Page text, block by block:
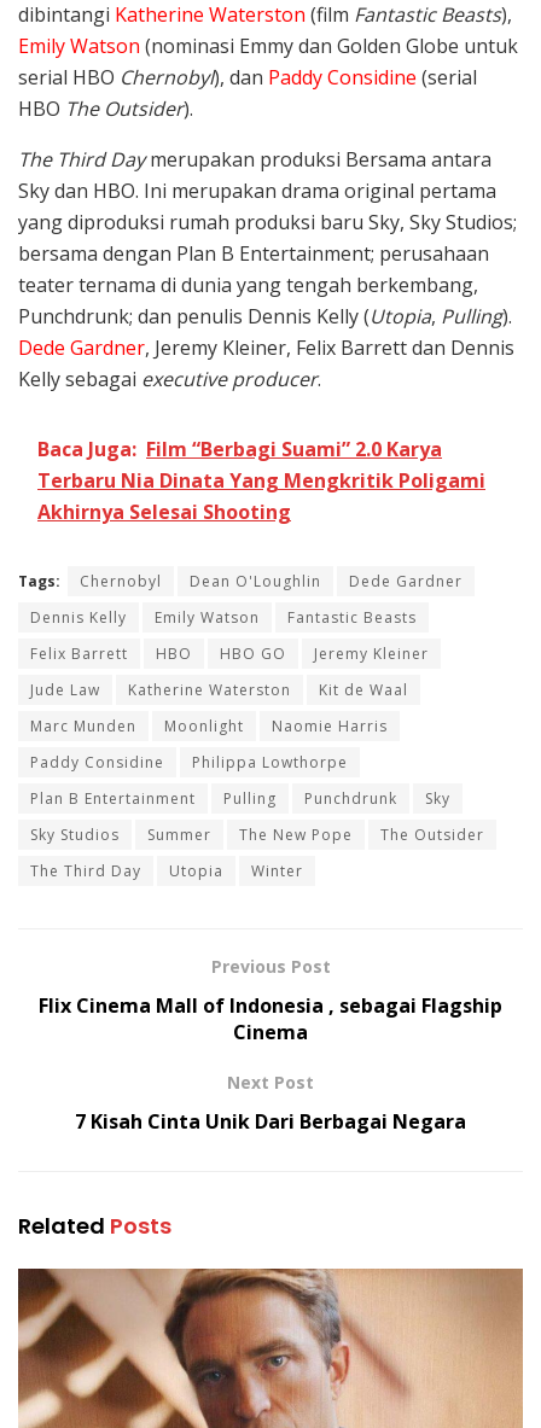
dibintangi Katherine Waterston (film Fantastic Beasts),
Emily Watson (nominasi Emmy dan Golden Globe untuk
serial HBO Chernobyl), dan Paddy Considine (serial
HBO The Outsider).
The Third Daymerupakan produksi Bersama antara
Sky dan HBO. Ini merupakan drama original pertama
yang diproduksi rumah produksi baru Sky, Sky Studios;
bersama dengan Plan B Entertainment; perusahaan
teater ternama di dunia yang tengah berkembang,
Punchdrunk; dan penulis Dennis Kelly (Utopia, Pulling).
Dede Gardner, Jeremy Kleiner, Felix Barrett dan Dennis
Kelly sebagai executive producer.
Baca Juga: Film “Berbagi Suami” 2.0 Karya
Terbaru Nia Dinata Yang Mengkritik Poligami
Akhirnya Selesai Shooting
Tags: Chernobyl Dean O'Loughlin
Dede Gardner
Dennis Kelly
Emily Watson
Fantastic Beasts
Felix Barrett
HBO HBO GO
Jeremy Kleiner
Jude Law
Katherine Waterston
Kit de Waal
Marc Munden
Moonlight
Naomie Harris
Paddy Considine
Philippa Lowthorpe
Plan B Entertainment
Pulling Punchdrunk
Sky
Sky Studios
Summer The New Pope
The Outsider
The Third Day
Utopia Winter
Previous Post
Flix Cinema Mall of Indonesia , sebagai Flagship
Cinema
Next Post
7 Kisah Cinta Unik Dari Berbagai Negara
Related Posts